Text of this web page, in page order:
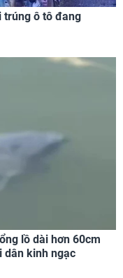
trúng ô tô đang
lồ dài hơn 60cm
dân kinh ngạc